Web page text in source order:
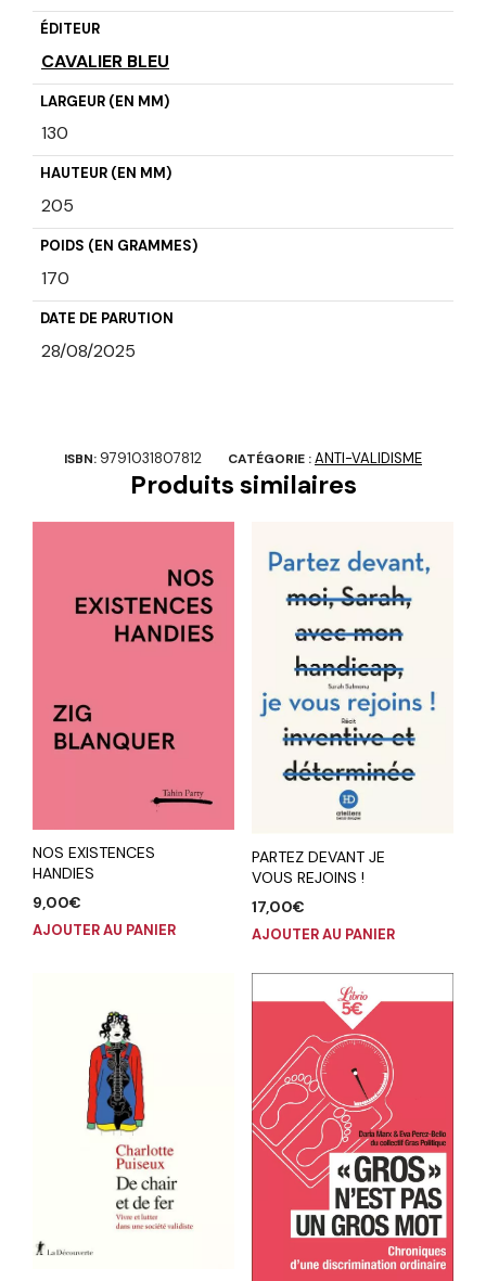
ÉDITEUR
CAVALIER BLEU
LARGEUR (EN MM)
130
HAUTEUR (EN MM)
205
POIDS (EN GRAMMES)
170
DATE DE PARUTION
28/08/2025
ISBN: 9791031807812 CATÉGORIE :ANTI-VALIDISME
Produits similaires
NOS EXISTENCES
HANDIES
9,00€
AJOUTER AU PANIER
PARTEZ DEVANT JE
VOUS REJOINS !
17,00€
AJOUTER AU PANIER